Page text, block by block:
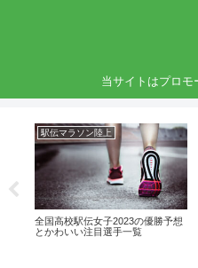
当サイトはプロモ
駅伝マラソン陸上
全国高校駅伝女子2023の優勝予想
とかわいい注目選手一覧